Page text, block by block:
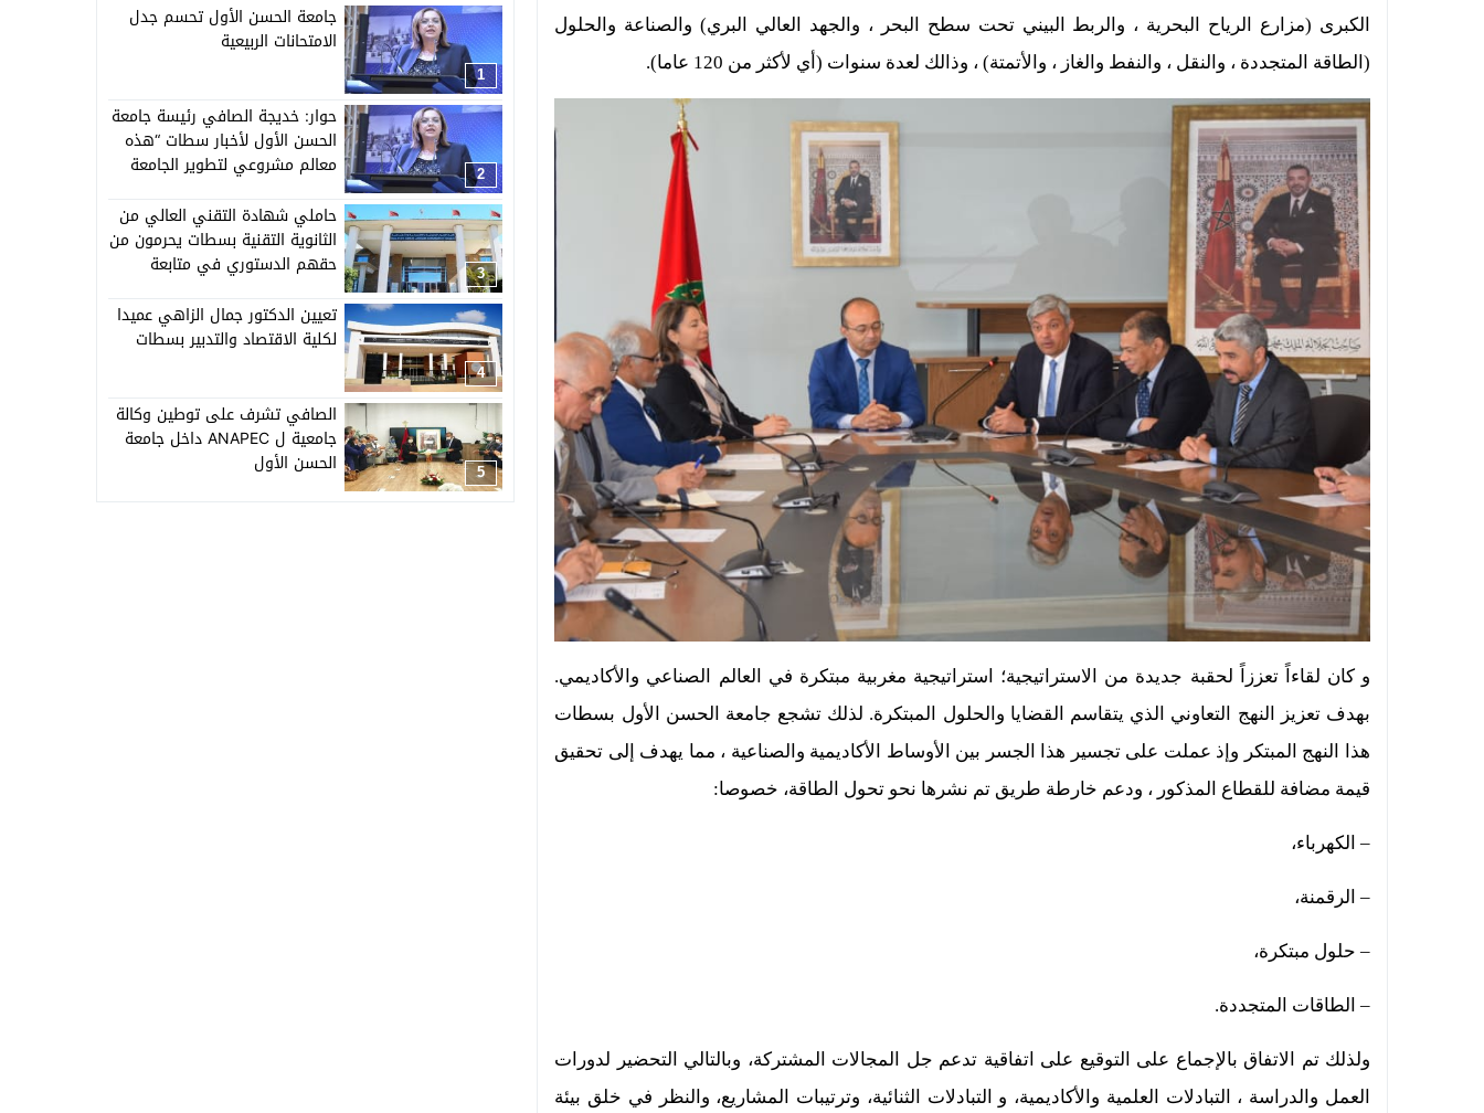
الكبرى (مزارع الرياح البحرية ، والربط البيني تحت سطح البحر ، والجهد العالي البري) والصناعة والحلول
(الطاقة المتجددة ، والنقل ، والنفط والغاز ، والأتمتة) ، وذالك لعدة سنوات (أي لأكثر من 120 عاما).
و كان لقاءاً تعززاً لحقبة جديدة من الاستراتيجية؛ استراتيجية مغربية مبتكرة في العالم الصناعي والأكاديمي.
بهدف تعزيز النهج التعاوني الذي يتقاسم
القضايا والحلول المبتكرة. لذلك تشجع جامعة الحسن الأول بسطات
هذا النهج المبتكر وإذ عملت على تجسير هذا الجسر بين الأوساط الأكاديمية والصناعية ، مما يهدف إلى تحقيق
قيمة مضافة للقطاع المذكور ، ودعم خارطة طريق تم نشرها نحو تحول الطاقة، خصوصا:
– الكهرباء،
– الرقمنة،
– حلول مبتكرة،
– الطاقات المتجددة.
ولذلك تم الاتفاق بالإجماع على التوقيع على اتفاقية تدعم جل المجالات المشتركة، وبالتالي التحضير لدورات
العمل والدراسة ، التبادلات العلمية والأكاديمية، و التبادلات الثنائية، وترتيبات المشاريع، والنظر في خلق بيئة
1
جامعة الحسن الأول تحسم جدل
الامتحانات الربيعية
2
حوار: خديجة الصافي رئيسة جامعة
الحسن الأول لأخبار سطات “هذه
معالم مشروعي لتطوير الجامعة
3
حاملي شهادة التقني العالي من
الثانوية التقنية بسطات يحرمون من
حقهم الدستوري في متابعة
4
تعيين الدكتور جمال الزاهي عميدا
لكلية الاقتصاد والتدبير بسطات
5
الصافي تشرف على توطين وكالة
جامعية ل ANAPEC داخل جامعة
الحسن الأول